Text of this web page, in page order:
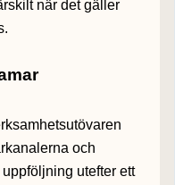
när det gäller
och
utefter ett